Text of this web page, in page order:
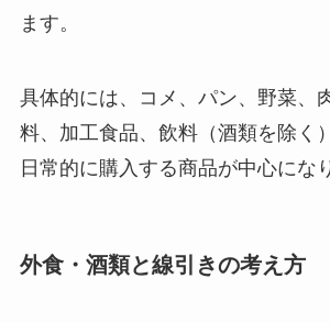
ます。
具体的には、コメ、パン、野菜、
料、加工食品、飲料（酒類を除く
日常的に購入する商品が中心にな
外食・酒類と線引きの考え方